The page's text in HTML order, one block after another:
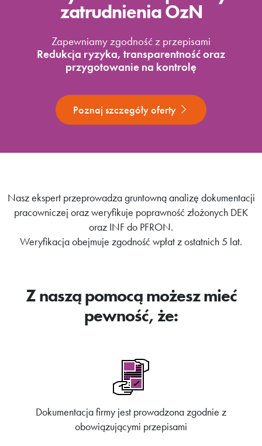
zatrudnienia OzN
Zapewniamy zgodność z przepisami
Redukcja ryzyka, transparentność oraz
przygotowanie na kontrolę
Poznaj szczegóły oferty
Nasz ekspert przeprowadza gruntowną analizę dokumentacji
pracowniczej oraz weryfikuje poprawność złożonych DEK
oraz INF do PFRON.
Weryfikacja obejmuje zgodność wpłat z ostatnich 5 lat.
Z naszą pomocą możesz mieć
pewność, że:
Dokumentacja firmy jest prowadzona zgodnie z
obowiązującymi przepisami